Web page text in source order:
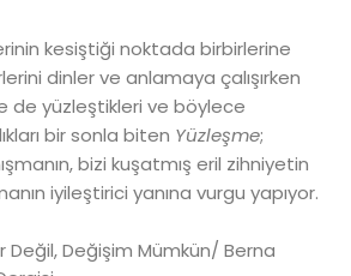
kesiştiği noktada birbirlerine
dinler ve anlamaya çalışırken
de yüzleştikleri ve böylece
bir sonla biten Yüzleşme;
bizi kuşatmış eril zihniyetin
iyileştirici yanına vurgu yapıyor.